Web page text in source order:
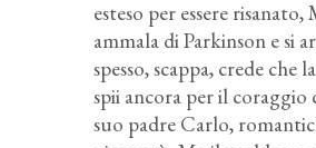
esteso per essere risanato,
ammala di Parkinson e si
spesso, scappa, crede che
spii ancora per il coraggio
suo padre Carlo,